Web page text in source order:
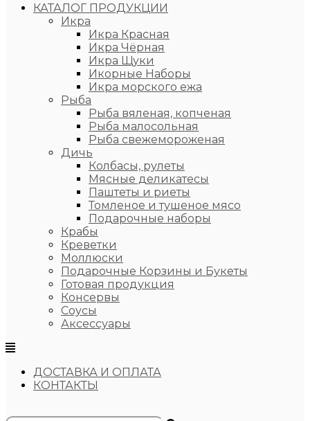
КАТАЛОГ ПРОДУКЦИИ
Икра
Икра Красная
Икра Чёрная
Икра Щуки
Икорные Наборы
Икра морского ежа
Рыба
Рыба вяленая, копченая
Рыба малосольная
Рыба свежемороженая
Дичь
Колбасы, рулеты
Мясные деликатесы
Паштеты и риеты
Томленое и тушеное мясо
Подарочные наборы
Крабы
Креветки
Моллюски
Подарочные Корзины и Букеты
Готовая продукция
Консервы
Соусы
Аксессуары
ДОСТАВКА И ОПЛАТА
КОНТАКТЫ